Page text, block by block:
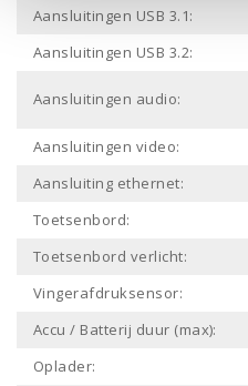
Aansluitingen USB 3.1:
Aansluitingen USB 3.2:
Aansluitingen audio:
Aansluitingen video:
Aansluiting ethernet:
Toetsenbord:
Toetsenbord verlicht:
Vingerafdruksensor:
Accu / Batterij duur (max):
Oplader: